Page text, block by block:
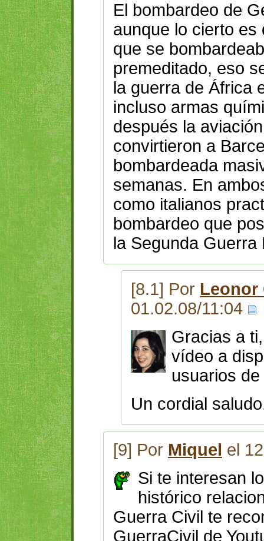
El bombardeo de
aunque lo cierto
que se
premeditado, eso
la guerra de África
incluso armas
después la
convirtieron a
bombardeada
semanas. En
como italianos
bombardeo que
la Segunda Guerra
[8.1] Por Leonor
01.02.08/11:04
Gracias a
vídeo a
usuarios
Un cordial
[9] Por Miquel el
Si te interesan
histórico
Guerra Civil te
GuerraCivil de